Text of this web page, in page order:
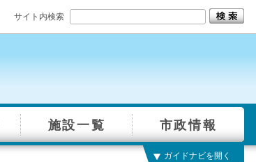
サイト内検索
施設一覧 市政情報
ガイドナビを開く